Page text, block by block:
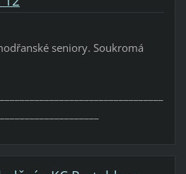
seniory. Soukromá